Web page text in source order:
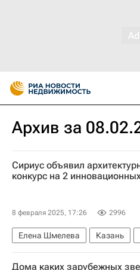
Архив за
Сириус объявил
конкурс на 2
8 февраля 2025, 17:26 2996
Елена Шмелева Казань
Архитектура
Дома каких зарубежных